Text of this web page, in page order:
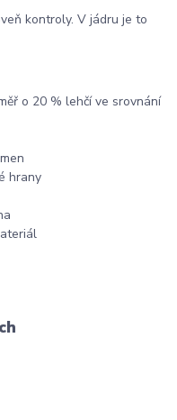
kontroly. V jádru je to
o 20 % lehčí ve srovnání
hrany